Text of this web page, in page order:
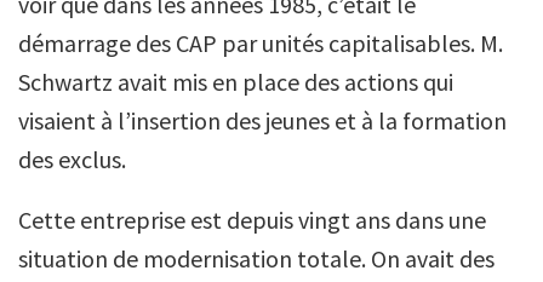
démarrage des CAP par unités capitalisables. M.
Schwartz avait mis en place des actions qui
visaient à l’insertion des jeunes et à la formation
des exclus.
Cette entreprise est depuis vingt ans dans une
situation de modernisation totale. On avait des